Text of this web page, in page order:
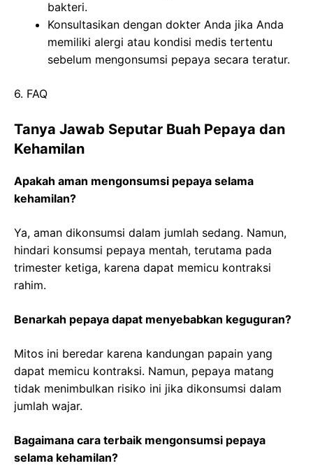
bakteri.
Konsultasikan dengan dokter Anda jika Anda
memiliki alergi atau kondisi medis tertentu
sebelum mengonsumsi pepaya secara teratur.
6. FAQ
Tanya Jawab Seputar Buah Pepaya dan
Kehamilan
Apakah aman mengonsumsi pepaya selama
kehamilan?
Ya, aman dikonsumsi dalam jumlah sedang. Namun,
hindari konsumsi pepaya mentah, terutama pada
trimester ketiga, karena dapat memicu kontraksi
rahim.
Benarkah pepaya dapat menyebabkan keguguran?
Mitos ini beredar karena kandungan papain yang
dapat memicu kontraksi. Namun, pepaya matang
tidak menimbulkan risiko ini jika dikonsumsi dalam
jumlah wajar.
Bagaimana cara terbaik mengonsumsi pepaya
selama kehamilan?